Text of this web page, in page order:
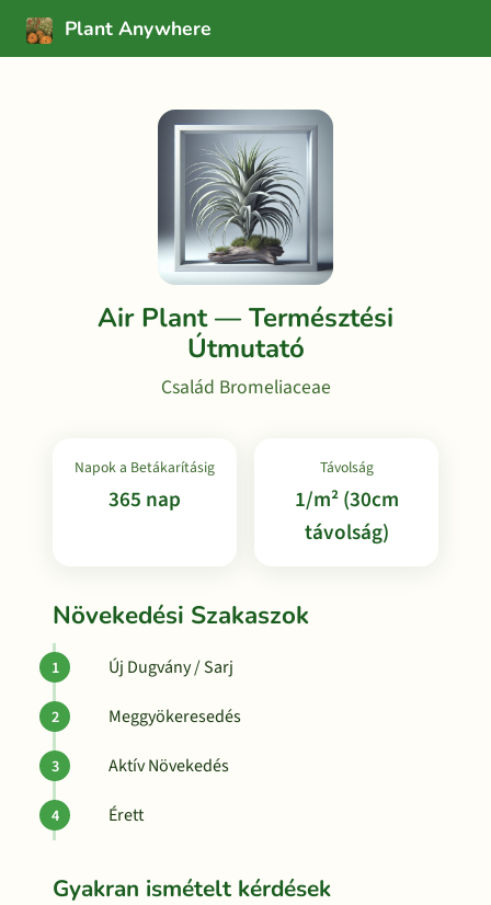
Plant Anywhere
Air Plant — Természtési
Útmutató
Család Bromeliaceae
Napok a Betákarításig
365 nap
Távolság
1/m² (30cm
távolság)
Növekedési Szakaszok
Új Dugvány / Sarj
Meggyökeresedés
Aktív Növekedés
Érett
Gyakran ismételt kérdések